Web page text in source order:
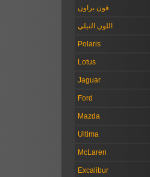
فون براون
اللون النيلي
Polaris
Lotus
Jaguar
Ford
Mazda
Ultima
McLaren
Excalibur